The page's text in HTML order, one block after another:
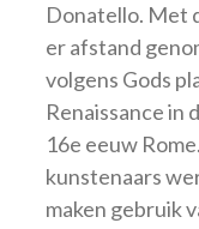
Donatello. Met
er afstand
volgens Gods
Renaissance in
16e eeuw
kunstenaars
maken gebruik